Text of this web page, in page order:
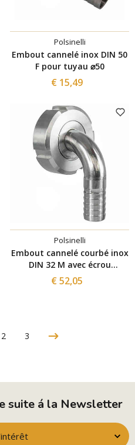
Polsinelli
Embout cannelé inox DIN 50
F pour tuyau ⌀50
€ 15,49
Polsinelli
Embout cannelé courbé inox
DIN 32 M avec écrou
pivotant pour tuyau ⌀ 20
€ 52,05
2 3
suite á la Newsletter